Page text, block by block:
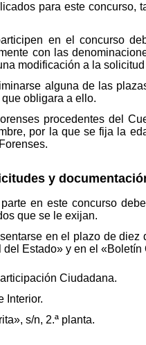
para este
en el concurso
con las
modificación a la
alguna de las
obligara a ello.
procedentes del
por la que se fija la
y
en este concurso
que se le exijan.
en el plazo de
Estado» y en el
Ciudadana.
Interior.
s/n, 2.ª planta.